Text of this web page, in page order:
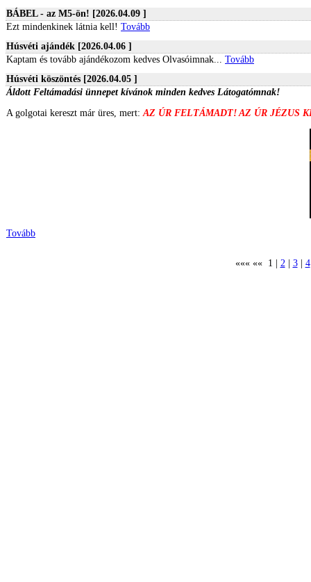
BÁBEL - az M5-ön! [2026.04.09 ]
Ezt mindenkinek látnia kell! Tovább
Húsvéti ajándék [2026.04.06 ]
Kaptam és tovább ajándékozom kedves Olvasóimnak... Tovább
Húsvéti köszöntés [2026.04.05 ]
Áldott Feltámadási ünnepet kívánok minden kedves Látogatómnak!
A golgotai kereszt már üres, mert:AZ ÚR FELTÁMADT! AZ ÚR JÉZUS
Tovább
««« «« 1 | 2| 3| 4